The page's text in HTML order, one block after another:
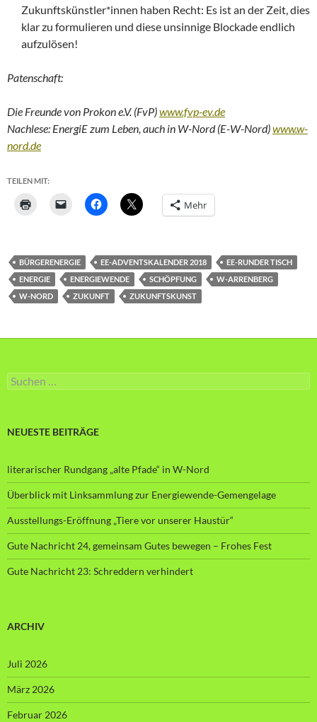
Zukunftskünstler*innen haben Recht: Es ist an der Zeit, dies
klar zu formulieren und diese unsinnige Blockade endlich
aufzulösen!
Patenschaft:
Die Freunde von Prokon e.V. (FvP)www.fvp-ev.de
Nachlese: EnergiE zum Leben, auch in W-Nord (E-W-Nord)www.w-
nord.de
TEILEN MIT:
Mehr
BÜRGERENERGIE EE-ADVENTSKALENDER 2018
EE-RUNDER TISCH
ENERGIE
ENERGIEWENDE SCHÖPFUNG
W-ARRENBERG
W-NORD
ZUKUNFT ZUKUNFTSKUNST
Suche
nach:
NEUESTE BEITRÄGE
literarischer Rundgang „alte Pfade“ in W-Nord
Überblick mit Linksammlung zur Energiewende-Gemengelage
Ausstellungs-Eröffnung „Tiere vor unserer Haustür“
Gute Nachricht 24, gemeinsam Gutes bewegen – Frohes Fest
Gute Nachricht 23: Schreddern verhindert
ARCHIV
Juli 2026
März 2026
Februar 2026